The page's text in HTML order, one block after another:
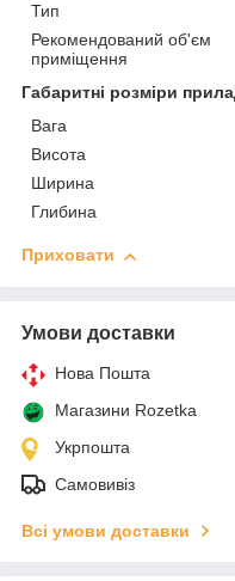
Тип
Рекомендований об'єм
приміщення
Габаритні розміри
Вага
Висота
Ширина
Глибина
Приховати
Умови доставки
Нова Пошта
Магазини Rozetka
Укрпошта
Самовивіз
Всі умови доставки